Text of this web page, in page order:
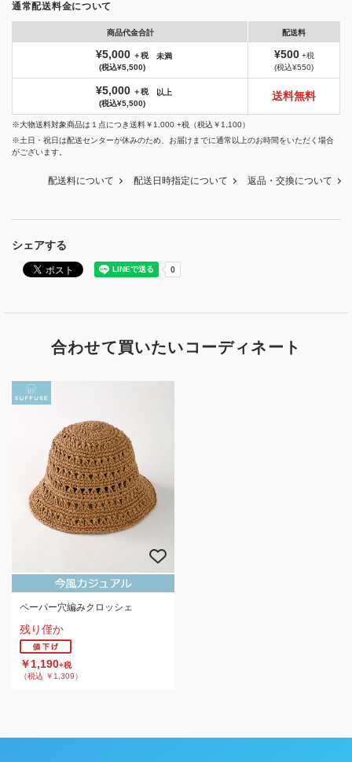
シェアする
通常配送料金について
商品代金合計 配送料
¥5,000 ＋税
(税込¥5,500)
未満 ¥500+税
(税込¥550)
¥5,000 ＋税
(税込¥5,500)
以上 送料無料
※大物送料対象商品は１点につき送料￥1,000 +税（税込￥1,100）
※土日・祝日は配送センターが休みのため、お届けまでに通常以上のお時間をいただく場合
がございます。
配送料について 配送日時指定について 返品・交換について
合わせて買いたいコーディネート
ペーパー穴編みクロッシェ
残り僅か
￥1,190+税
（税込 ￥1,309）